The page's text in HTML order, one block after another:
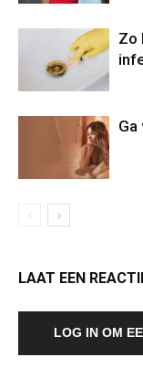
Zo
LAAT EEN
LOG IN OM